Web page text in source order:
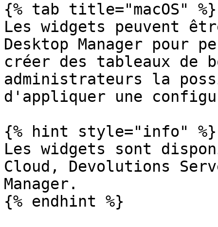
{% tab title="macOS" %}
Les widgets peuvent
Desktop Manager pour
créer des tableaux de
administrateurs la
d'appliquer une
{% hint style="info" %}
Les widgets sont
Cloud, Devolutions
Manager.
{% endhint %}